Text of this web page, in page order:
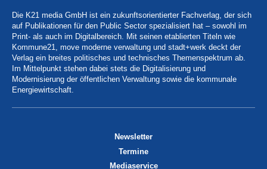
Die K21 media GmbH ist ein zukunftsorientierter Fachverlag, der sich
auf Publikationen für den Public Sector spezialisiert hat – sowohl im
Print- als auch im Digitalbereich. Mit seinen etablierten Titeln wie
Kommune21, move moderne verwaltung und stadt+werk deckt der
Verlag ein breites politisches und technisches Themenspektrum ab.
Im Mittelpunkt stehen dabei stets die Digitalisierung und
Modernisierung der öffentlichen Verwaltung sowie die kommunale
Energiewirtschaft.
Newsletter
Termine
Mediaservice